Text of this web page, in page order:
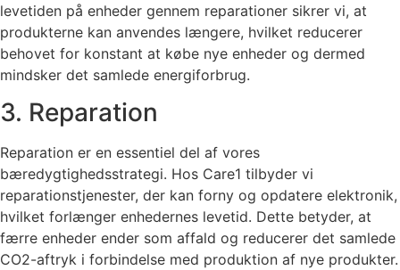
levetiden på enheder gennem reparationer sikrer vi, at
produkterne kan anvendes længere, hvilket reducerer
behovet for konstant at købe nye enheder og dermed
mindsker det samlede energiforbrug.
3. Reparation
Reparation er en essentiel del af vores
bæredygtighedsstrategi. Hos Care1 tilbyder vi
reparationstjenester, der kan forny og opdatere elektronik,
hvilket forlænger enhedernes levetid. Dette betyder, at
færre enheder ender som affald og reducerer det samlede
CO2-aftryk i forbindelse med produktion af nye produkter.